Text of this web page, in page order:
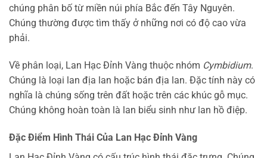
chúng phân bố từ miền núi phía Bắc đến Tây Nguyên.
Chúng thường được tìm thấy ở những nơi có độ cao vừa
phải.
Về phân loại, Lan Hạc Đỉnh Vàng thuộc nhóm Cymbidium.
Chúng là loại lan địa lan hoặc bán địa lan. Đặc tính này có
nghĩa là chúng sống trên đất hoặc trên các khúc gỗ mục.
Chúng không hoàn toàn là lan biểu sinh như lan hồ điệp.
Đặc Điểm Hình Thái Của Lan Hạc Đỉnh Vàng